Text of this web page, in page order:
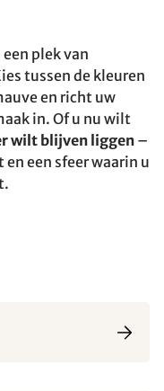
plek van
tussen de kleuren
en richt uw
in. Of u nu wilt
wilt blijven liggen –
een sfeer waarin u